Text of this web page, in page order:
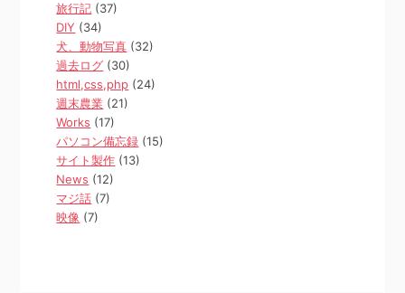
旅行記 (37)
DIY (34)
犬、動物写真 (32)
過去ログ (30)
html,css,php (24)
週末農業 (21)
Works (17)
パソコン備忘録 (15)
サイト製作 (13)
News (12)
マジ話 (7)
映像 (7)